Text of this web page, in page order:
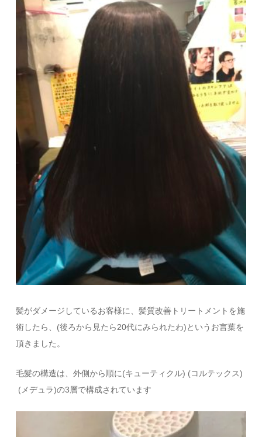
髪がダメージしているお客様に、髪質改善トリートメントを施
術したら、(後ろから見たら20代にみられたわ)というお言葉を
頂きました。
毛髪の構造は、外側から順に(キューティクル) (コルテックス)
(メデュラ)の3層で構成されています